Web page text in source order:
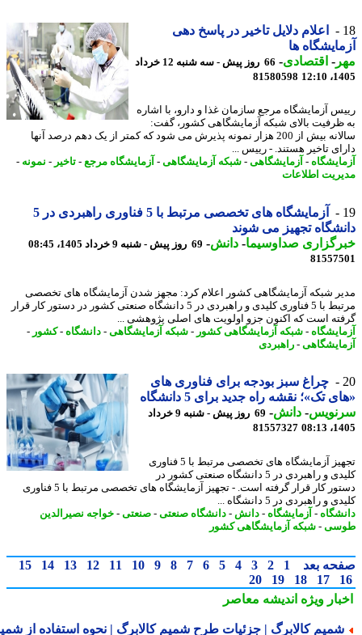
اعلام دلایل تاخیر در پاسخ دهی
ها
-اقتصادی-
66 روز پیش - سه شنبه 12 خرداد
81580598
آزمایشگاه مرجع سازمان غذا و دارو، با اشاره
بالای شبکه آزمایشگاهی کشور، گفت:
سالانه بیش از 200 هزار نمونه پذیرش می شود که کمتر از یک دهم درصد آنها
تاخیر هستند. - رییس ...
-آزمایشگاهی-شبکه آزمایشگاهی-آزمایشگاه مرجع-تاخیر-نمونه-
اطلاعات
آزمایشگاه های تخصصی مرتبط با 5 فناوری راهبردی در 5
تجهیز می شوند
صداوسیما-دانش -69 روز پیش - شنبه 9 خرداد 1405، 08:45
شبکه آزمایشگاهی کشور اعلام کرد: مجهز شدن آزمایشگاه های تخصصی
مرتبط با 5 فناوری کلیدی و راهبردی در 5 دانشگاه صنعتی کشور در دستور کار قرار
است که اکنون جزو اولویت های اصلی پژوهشی ...
-شبکه آزمایشگاهی کشور-شبکه آزمایشگاهی-دانشگاه-کشور-
-راهبردی
چراغ سبز بودجه برای فناوری های
تک»؛ نقشه راه جدید برای 5 دانشگاه
-دانش -
69 روز پیش - شنبه 9 خرداد
81557327
تجهیز آزمایشگاه های تخصصی مرتبط با 5 فناوری
کلیدی و راهبردی در 5 دانشگاه صنعتی کشور در
دستور کار قرار گرفته است. - تجهیز آزمایشگاه های تخصصی مرتبط با 5 فناوری
و راهبردی در 5 دانشگاه ...
-آزمایشگاه-دانش -دانشگاه صنعتی-صنعتی-خواجه نصیرالدین
-شبکه آزمایشگاهی کشور
بعد 1
2
3
4
5
6
7
8
9
10
11
12
13
14
15
17
18
19
20
ویژهاندیشه معاصر
کالابرگ | جزئیات طرح شمیم کالابرگ | نحوه استفاده از شمیم